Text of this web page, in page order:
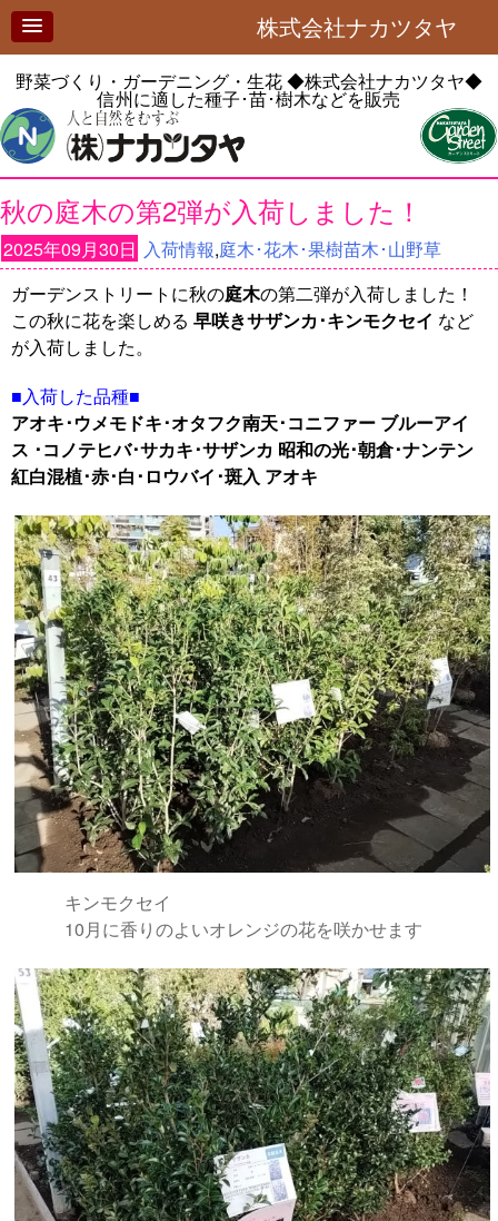
株式会社ナカツタヤ
野菜づくり・ガーデニング・生花◆株式会社ナカツタヤ◆
信州に適した種子･苗･樹木などを販売
秋の庭木の第2弾が入荷しました！
2025年09月30日 入荷情報,庭木･花木･果樹苗木･山野草
ガーデンストリートに秋の庭木の第二弾が入荷しました！
この秋に花を楽しめる 早咲きサザンカ･キンモクセイ など
が入荷しました。
■入荷した品種■
アオキ･ウメモドキ･オタフク南天･コニファー ブルーアイ
ス ･コノテヒバ･サカキ･サザンカ 昭和の光･朝倉･ナンテン
紅白混植･赤･白･ロウバイ･斑入 アオキ
キンモクセイ
10月に香りのよいオレンジの花を咲かせます